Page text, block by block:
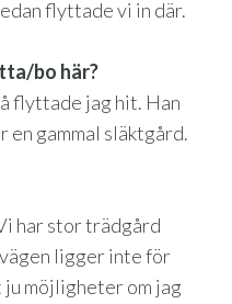
flyttade vi in där.
bo här?
flyttade jag hit. Han
en gammal släktgård.
har stor trädgård
vägen ligger inte för
ju möjligheter om jag